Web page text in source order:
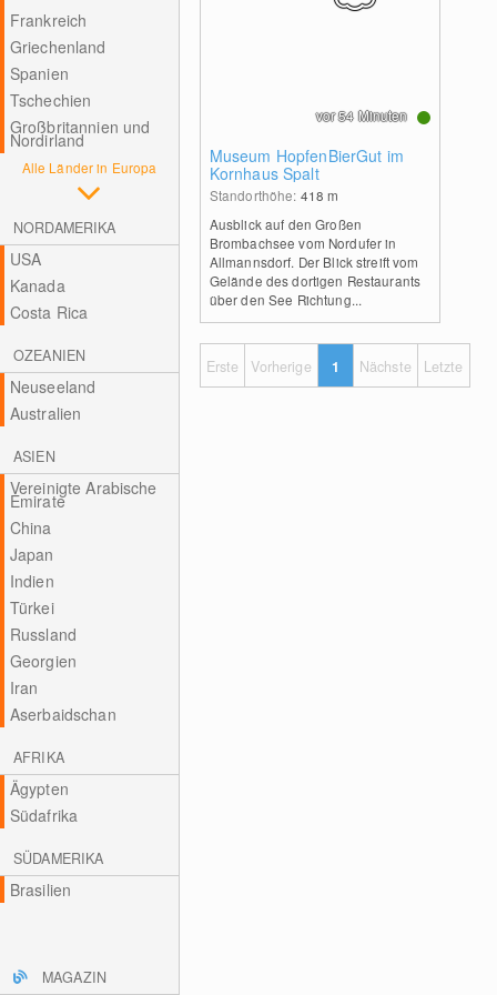
Frankreich
Griechenland
Spanien
Tschechien
Großbritannien und
Nordirland
Alle Länder in Europa
NORDAMERIKA
USA
Kanada
Costa Rica
OZEANIEN
Neuseeland
Australien
ASIEN
Vereinigte Arabische
Emirate
China
Japan
Indien
Türkei
Russland
Georgien
Iran
Aserbaidschan
AFRIKA
Ägypten
Südafrika
SÜDAMERIKA
Brasilien
MAGAZIN
Museum HopfenBierGut im
Kornhaus Spalt
Standorthöhe: 418m
Ausblick auf den Großen
Brombachsee vom Nordufer in
Allmannsdorf. Der Blick streift vom
Gelände des dortigen Restaurants
über den See Richtung...
vor 54 Minuten
Erste Vorherige 1 Nächste Letzte